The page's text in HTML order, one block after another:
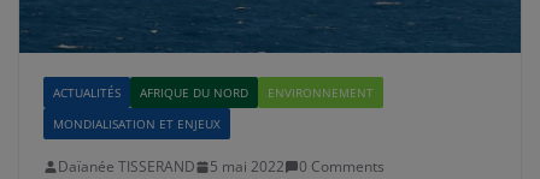
ACTUALITÉS AFRIQUE DU NORD
ENVIRONNEMENT
MONDIALISATION ET ENJEUX
Daïanée TISSERAND 5 mai 2022 0 Comments